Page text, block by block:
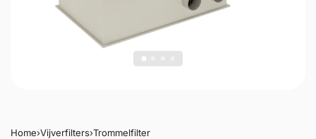
Home›Vijverfilters›Trommelfilter